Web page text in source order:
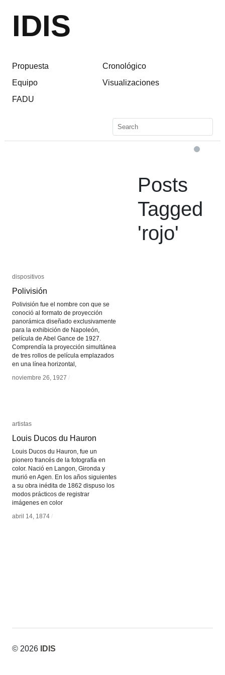
IDIS
Propuesta
Equipo
FADU
Cronológico
Visualizaciones
Posts
Tagged
'rojo'
dispositivos
Polivisión
Polivisión fue el nombre con que se
conoció al formato de proyección
panorámica diseñado exclusivamente
para la exhibición de Napoleón,
película de Abel Gance de 1927.
Comprendía la proyección simultánea
de tres rollos de película emplazados
en una línea horizontal,
noviembre 26, 1927 /
dispositivos
Polivisión
noviembre 26, 1927 /
artistas
Louis Ducos du Hauron
Louis Ducos du Hauron, fue un
pionero francés de la fotografía en
color. Nació en Langon, Gironda y
murió en Agen. En los años siguientes
a su obra inédita de 1862 dispuso los
modos prácticos de registrar
imágenes en color
abril 14, 1874 /
artistas
Louis Ducos du Hauron
abril 14, 1874 /
© 2026 IDIS